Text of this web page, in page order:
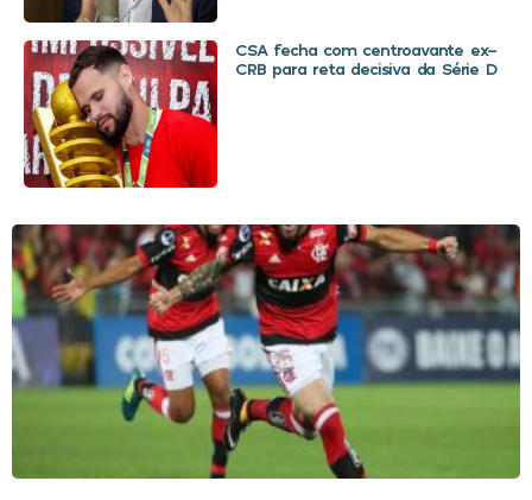
CSA fecha com centroavante ex-
CRB para reta decisiva da Série D